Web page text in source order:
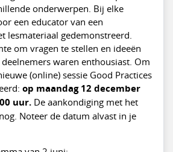
onderwerpen. Bij elke
een educator van een
lesmateriaal gedemonstreerd.
om vragen te stellen en ideeën
waren enthousiast. Om
(online) sessie Good Practices
op maandag 12 december
uur.De aankondiging met het
Noteer de datum alvast in je